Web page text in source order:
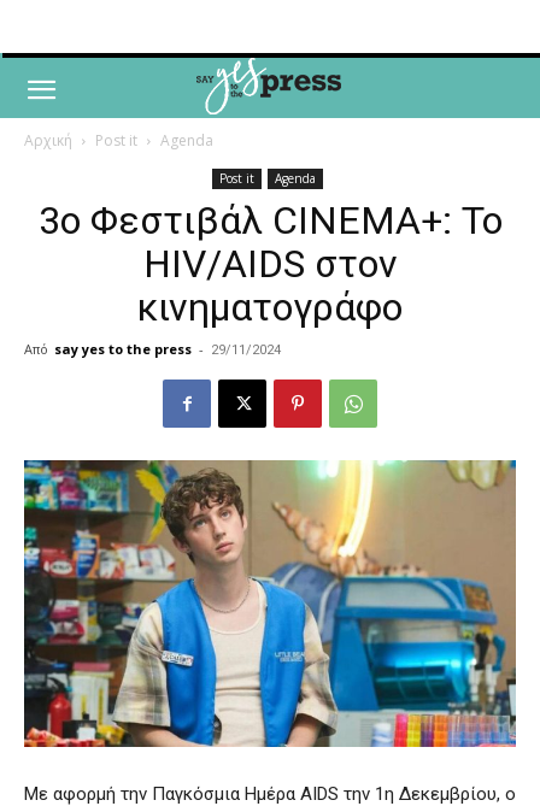
Αρχική Post it Agenda
Post it Agenda
3ο Φεστιβάλ CINEMA+: Το
HIV/AIDS στον
κινηματογράφο
Από say yes to the press - 29/11/2024
Με αφορμή την Παγκόσμια Ημέρα AIDS την 1η Δεκεμβρίου, ο